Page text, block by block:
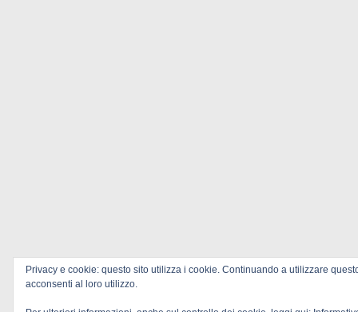
Privacy e cookie: questo sito utilizza i cookie. Continuando a utilizzare
acconsenti al loro utilizzo.